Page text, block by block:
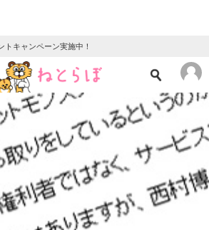
トキャンペーン実施中！
ニュース
クイズ
地域
教育・育児